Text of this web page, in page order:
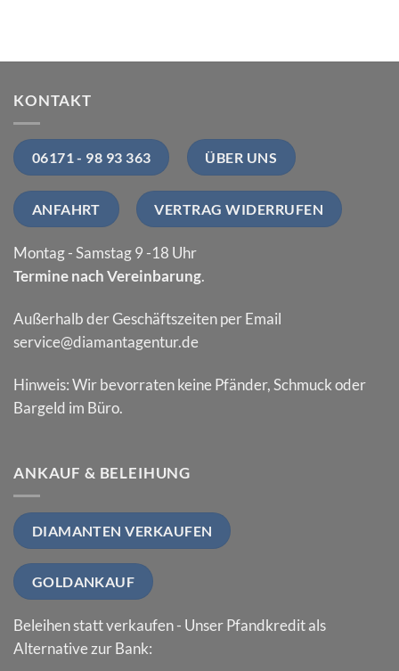
KONTAKT
06171 - 98 93 363 ÜBER UNS
ANFAHRT VERTRAG WIDERRUFEN
Montag - Samstag 9 -18 Uhr
Termine nach Vereinbarung.
Außerhalb der Geschäftszeiten per Email
service@diamantagentur.de
Hinweis: Wir bevorraten keine Pfänder, Schmuck oder
Bargeld im Büro.
ANKAUF & BELEIHUNG
DIAMANTEN VERKAUFEN
GOLDANKAUF
Beleihen statt verkaufen - Unser Pfandkredit als
Alternative zur Bank: